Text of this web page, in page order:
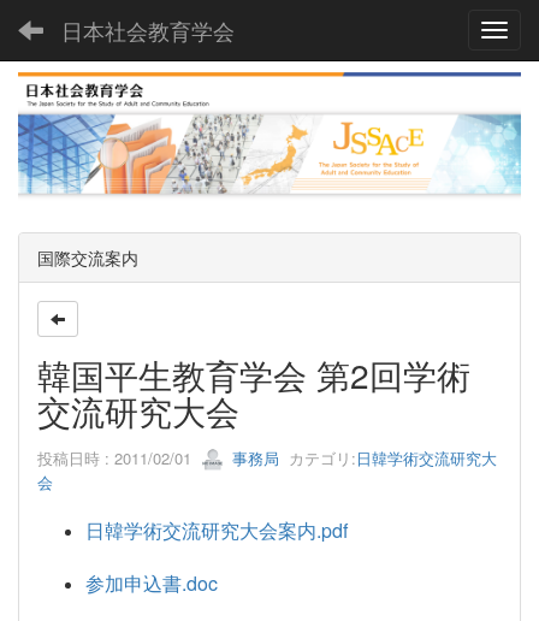
日本社会教育学会
国際交流案内
韓国平生教育学会 第2回学術
交流研究大会
投稿日時 : 2011/02/01 事務局 カテゴリ:日韓学術交流研究大
会
日韓学術交流研究大会案内.pdf
参加申込書.doc